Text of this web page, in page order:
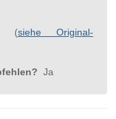
(siehe Original-
Ja